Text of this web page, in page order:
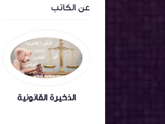
عن الكاتب
الذخيرة القانونية